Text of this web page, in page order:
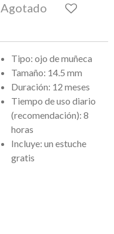
Agotado
Tipo: ojo de muñeca
Tamaño: 14.5 mm
Duración: 12 meses
Tiempo de uso diario
(recomendación): 8
horas
Incluye: un estuche
gratis